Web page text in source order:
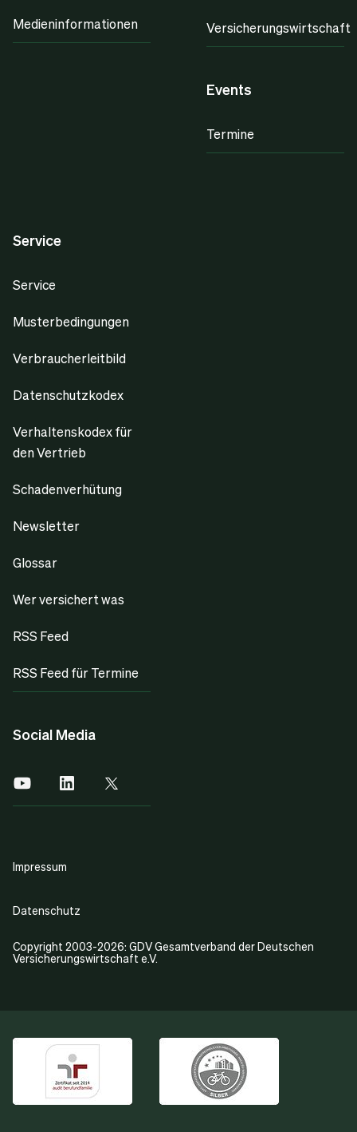
Medieninformationen Versicherungswirtschaft
Events
Termine
Service
Service
Musterbedingungen
Verbraucherleitbild
Datenschutzkodex
Verhaltenskodex für
den Vertrieb
Schadenverhütung
Newsletter
Glossar
Wer versichert was
RSS Feed
RSS Feed für Termine
Social Media
Copyright 2003-2026: GDV Gesamtverband der Deutschen
Versicherungswirtschaft e.V.
Impressum
Datenschutz